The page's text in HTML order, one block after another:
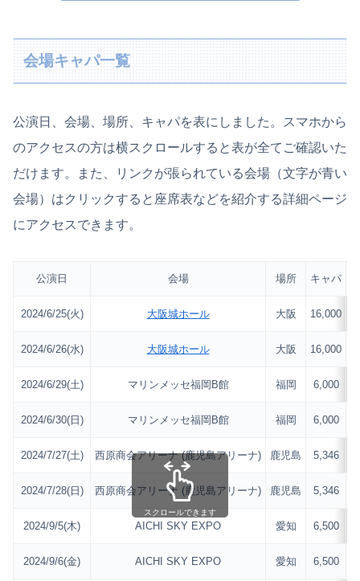
会場キャパ一覧
公演日、会場、場所、キャパを表にしました。スマホから
のアクセスの方は横スクロールすると表が全てご確認いた
だけます。また、リンクが張られている会場（文字が青い
会場）はクリックすると座席表などを紹介する詳細ページ
にアクセスできます。
公演日 会場 場所 キャパ
2024/6/25(火) 大阪城ホール 大阪 16,000
2024/6/26(水) 大阪城ホール 大阪 16,000
2024/6/29(土) マリンメッセ福岡B館 福岡 6,000
2024/6/30(日) マリンメッセ福岡B館 福岡 6,000
2024/7/27(土) 西原商会アリーナ (鹿児島アリーナ) 鹿児島 5,346
2024/7/28(日) 西原商会アリーナ (鹿児島アリーナ) 鹿児島 5,346
2024/9/5(木) AICHI SKY EXPO 愛知 6,500
2024/9/6(金) AICHI SKY EXPO 愛知 6,500
スクロールできます